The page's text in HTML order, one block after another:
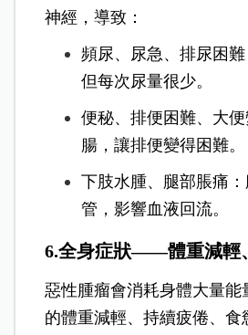
神經，導致：
頻尿、尿急、排尿困難
但每次尿量很少。
便秘、排便困難、大
腸，讓排便變得困難。
下肢水腫、腿部脹痛
管，影響血液回流。
6.全身症狀——體重減輕
惡性腫瘤會消耗身體大量能
的體重減輕、持續疲倦、食